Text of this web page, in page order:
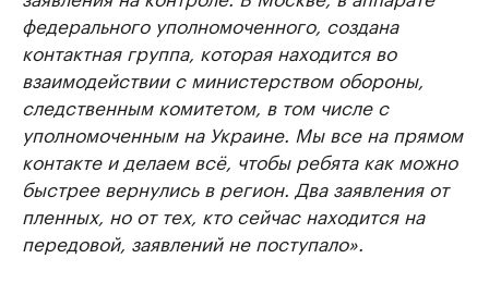
федерального уполномоченного, создана
контактная группа, которая находится во
взаимодействии с министерством обороны,
следственным комитетом, в том числе с
уполномоченным на Украине. Мы все на прямом
контакте и делаем всё, чтобы ребята как можно
быстрее вернулись в регион. Два заявления от
пленных, но от тех, кто сейчас находится на
передовой, заявлений не поступало».